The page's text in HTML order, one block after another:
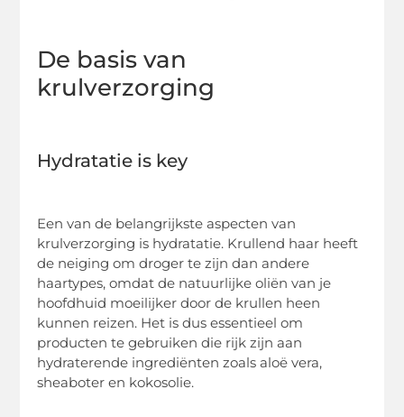
De basis van
krulverzorging
Hydratatie is key
Een van de belangrijkste aspecten van
krulverzorging is hydratatie. Krullend haar heeft
de neiging om droger te zijn dan andere
haartypes, omdat de natuurlijke oliën van je
hoofdhuid moeilijker door de krullen heen
kunnen reizen. Het is dus essentieel om
producten te gebruiken die rijk zijn aan
hydraterende ingrediënten zoals aloë vera,
sheaboter en kokosolie.